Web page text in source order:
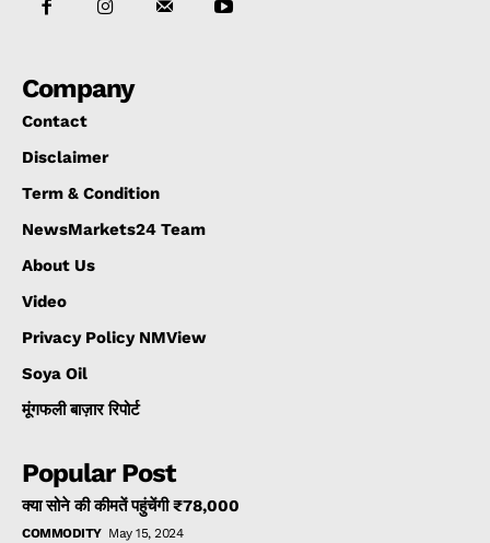
Company
Contact
Disclaimer
Term & Condition
NewsMarkets24 Team
About Us
Video
Privacy Policy NMView
Soya Oil
मूंगफली बाज़ार रिपोर्ट
Popular Post
क्या सोने की कीमतें पहुंचेंगी ₹78,000
COMMODITY May 15, 2024